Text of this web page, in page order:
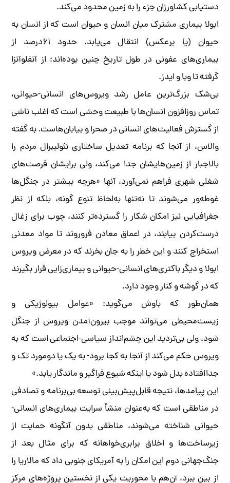
دستیابی کشاورزان جزء را به زمین محدود می‌کند.
ابولا بیماری مشترک میان انسان و حیوان است که از انسان به
حیوان (یا برعکس) انتقال می‌یابد. حدود ۶۱درصد از
بیماری‌های عفونی در طول تاریخ چنین بوده‌اند؛ از آنفلوآنزا
گرفته تا وبا و ایدز.
بی‌شک بزرگ‌ترین عامل رشد ویروس‌های انسانی-حیوانی،
تماس روزافزون انسان‌ها با طبیعت وحشی است که اغلب ناشی
از گسترش فعالیت‌های انسانی در صحرا و بیابان‌هاست. به گفته
والاس، از آنجا که برنامه تعدیل ساختاری نئولیبرال مردم را
بالاجبار از زمین‌هایشان جدا می‌کند، ولی برایشان فرصت‌های
شغلی شهری فراهم نمی‌آورد، آنها «هرچه بیشتر در جنگل‌ها
غوطه‌ور می‌شوند تا نه‌تنها به‌لحاظ تنوع گونه، بلکه از نظر
جغرافیایی نیز امکان شکار را گسترده‌تر کنند، چوب برای زغال
درست‌کردن بیابند، در اعماق معادن فروروند تا مواد معدنی
استخراج کنند و این خطر را به جان بخرند که در معرض ویروس
ابولا و دیگر باکتری‌های انسانی-حیوانی و بیماری‌زایی قرار بگیرند
که در گوشه و کنار وجود دارد.
همان‌طور که باوش می‌گوید: «عوامل بیولوژیکی و
زیست‌محیطی می‌تواند موجب بیرون‌آمدن ویروس از جنگل
شود، ولی بی‌تردید این چشم‌انداز سیاسی-اجتماعی است که به
ویروس حکم می‌کند از آنجا به کجا برود- به یک یا دومورد تک و
جداافتاده بدل شود یا اینکه شیوع فراگیر و ماندگار یابد.»
این پیامدها، نتیجه قابل‌پیش‌بینی توسعه بی‌برنامه و تصادفی
در مناطقی است که به‌عنوان منشأ سرایت بیماری‌های انسانی-
حیوانی شناخته می‌شوند، مناطقی بدون آنگونه حمایت از
زیرساخت‌ها و اخلاق برابری‌خواهانه که برای مثال بعد از
جنگ‌جهانی دوم این امکان را به آمریکای جنوبی داد که مالاریا را
از بین ببرد، آن‌هم با محوریت یکی از نخستین پروژه‌های مرکز